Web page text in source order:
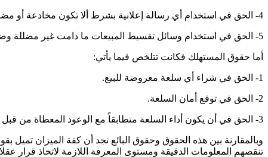
4- الحق في استخدام أي رسالة إعلانية بشرط ألا تكون مخادعة أو مضللة.
5- الحق في استخدام وسائل تقسيط المبيعات ما دامت غير مضللة وضمن المنافسة القانونية.
أما حقوق المستهلك فكانت تتلخص فيما يأتي:
1- الحق في شراء أي سلعة معروضة للبيع.
2- الحق في توقع أمان السلعة.
3- الحق في أن يكون أداء السلعة متطابقاً مع الوعود المعطاة من قبل البائع.
وبالمقارنة بين هذه الحقوق وحقوق البائع نجد أن كفة الميزان تميل
تنقصهم المعلومات الدقيقة ومستوى المعرفة اللازمة لاتخاذ قرار